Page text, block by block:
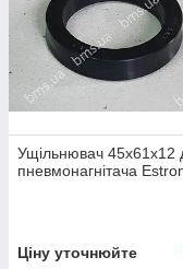
Ущільнювач 45х61х12
пневмонагнітача
Ціну уточнюйте